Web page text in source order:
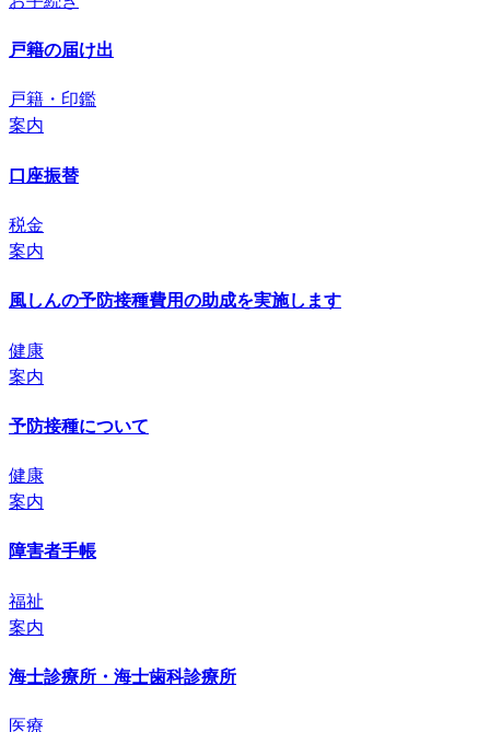
戸籍の届け出
戸籍・印鑑
案内
口座振替
税金
案内
風しんの予防接種費用の助成を実施します
健康
案内
予防接種について
健康
案内
障害者手帳
福祉
案内
海士診療所・海士歯科診療所
医療